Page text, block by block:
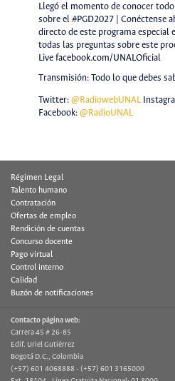
Llegó el momento de conocer
sobre el #PGD2027 | Conéctense
directo de este programa especial
todas las preguntas sobre este
Live facebook.com/UNALOficial
Transmisión: Todo lo que debes
Twitter: @RadiowebUNAL
Facebook: @RadioUNAL
Régimen Legal
Talento humano
Contratación
Ofertas de empleo
Rendición de cuentas
Concurso docente
Pago virtual
Control interno
Calidad
Buzón de notificaciones
Contacto página web:
Carrera 45 # 26-85
Edif. Uriel Gutiérrez
Bogotá D.C., Colombia
(+57) 601 4068888 - (+57) 601 3165000